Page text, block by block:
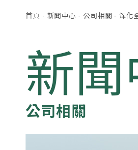
首頁 - 新聞中心 - 公司相關 - 深化
新
公司相關